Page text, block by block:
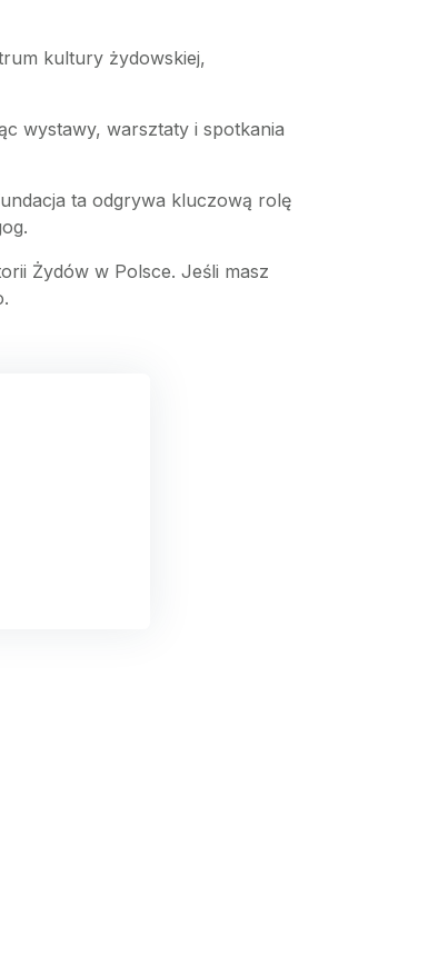
kultury żydowskiej,
wystawy, warsztaty i spotkania
ta odgrywa kluczową rolę
Żydów w Polsce. Jeśli masz